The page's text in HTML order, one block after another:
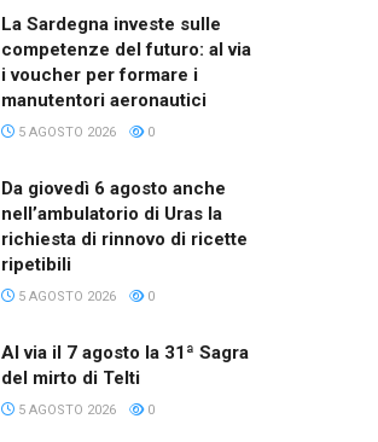
La Sardegna investe sulle
competenze del futuro: al via
i voucher per formare i
manutentori aeronautici
5 AGOSTO 2026 0
Da giovedì 6 agosto anche
nell’ambulatorio di Uras la
richiesta di rinnovo di ricette
ripetibili
5 AGOSTO 2026 0
Al via il 7 agosto la 31ª Sagra
del mirto di Telti
5 AGOSTO 2026 0